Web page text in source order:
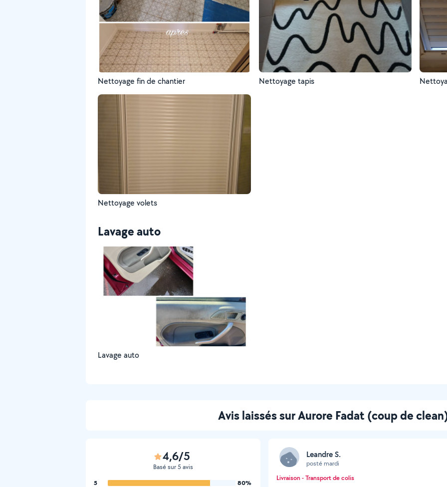
Nettoyage fin de chantier Nettoyage tapis
Nettoyage volets
Lavage auto
Lavage auto
Avis laissés sur Aurore Fadat (coup de
4,6/5
Basé sur 5 avis
5
80%
Leandre S.
posté mardi
Livraison - Transport de colis